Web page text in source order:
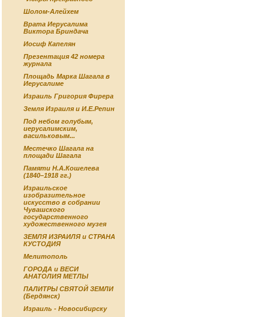
Шолом-Алейхем
Врата Иерусалима
Виктора Бриндача
Иосиф Капелян
Презентация 42 номера
журнала
Площадь Марка Шагала в
Иерусалиме
Израиль Григория Фирера
Земля Израиля и И.Е.Репин
Под небом голубым,
иерусалимским,
васильковым...
Местечко Шагала на
площади Шагала
Памяти Н.А.Кошелева
(1840–1918 гг.)
Израильское
изобразительное
искусство в собрании
Чувашского
государственного
художественного музея
ЗЕМЛЯ ИЗРАИЛЯ и СТРАНА
КУСТОДИЯ
Мелитополь
ГОРОДА и ВЕСИ
АНАТОЛИЯ МЕТЛЫ
ПАЛИТРЫ СВЯТОЙ ЗЕМЛИ
(Бердянск)
Израиль - Новосибирску